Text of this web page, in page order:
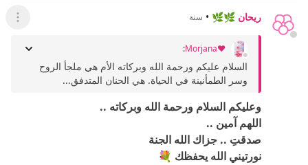
ريحان 🌿🌿 • سنة عرض
♥️Morjana
:
السلام عليكم ورحمة الله وبركاته الأم هي ملجأ الروح
وسر الطمأنينة في الحياة. هي الحنان المتدفق...
وعليكم السلام ورحمة الله وبركاته ..
اللهم آمين ..
صدقتِ .. جزاك الله الجنة
نورتيني الله يحفظك 💐